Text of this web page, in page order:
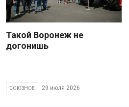
Такой Воронеж не
догонишь
СОЮЗНОЕ 29 июля 2026